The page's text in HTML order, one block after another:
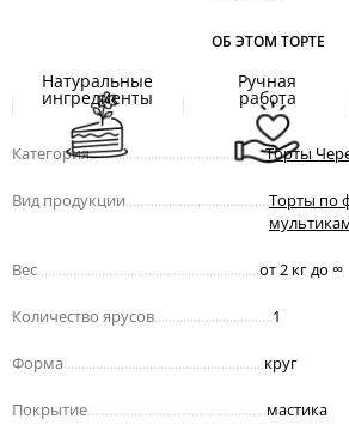
ОБ ЭТОМ ТОРТЕ
Натуральные
ингредиенты
Ручная
работа
Категория.................................................Торты
Вид продукции
Торты по
Вес от 2 кг до ∞
Количество ярусов 1
Форма круг
Покрытие мастика